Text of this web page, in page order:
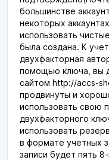
большинстве
некоторых
использовать
была создана. К
двухфакторная
помощью ключа, вы
сайтом http://accs-
продвинуты и
использовать свою
двухфакторного
использовать
в формате учетных
записи будет пять